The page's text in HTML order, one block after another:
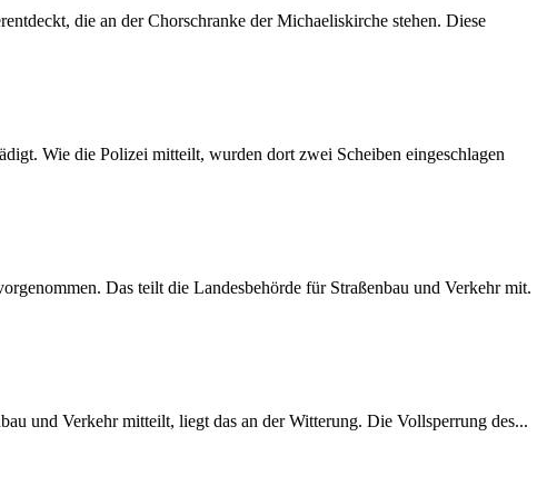
die an der Chorschranke der Michaeliskirche stehen. Diese
Wie die Polizei mitteilt, wurden dort zwei Scheiben eingeschlagen
Das teilt die Landesbehörde für Straßenbau und Verkehr mit.
und Verkehr mitteilt, liegt das an der Witterung. Die Vollsperrung des...